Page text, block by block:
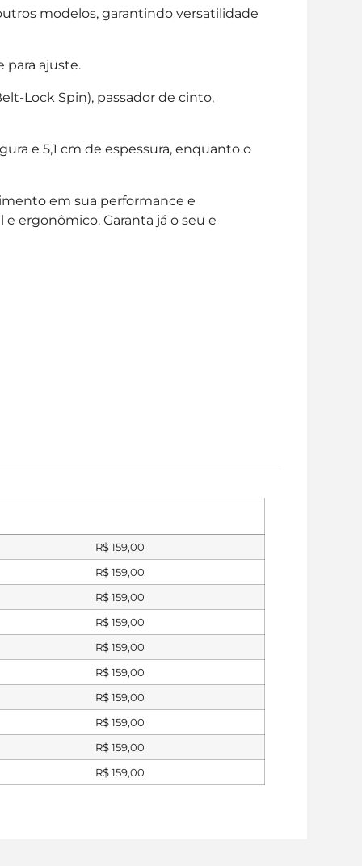
modelos, garantindo versatilidade
para ajuste.
Lock Spin), passador de cinto,
e 5,1 cm de espessura, enquanto o
em sua performance e
ergonômico. Garanta já o seu e
R$159,00
R$159,00
R$159,00
R$159,00
R$159,00
R$159,00
R$159,00
R$159,00
R$159,00
R$159,00